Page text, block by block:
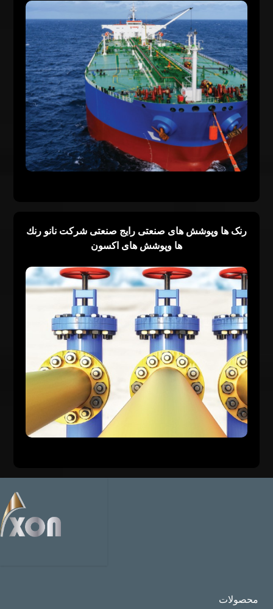
رنک ها وپوشش هاى صنعتى رايج صنعتى شركت نانو رنك
ها وپوشش های اكسون
محصولات